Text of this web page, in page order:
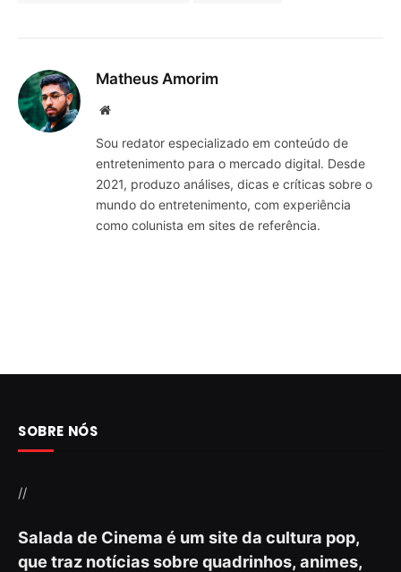
Matheus Amorim
Website
Sou redator especializado em conteúdo de
entretenimento para o mercado digital. Desde
2021, produzo análises, dicas e críticas sobre o
mundo do entretenimento, com experiência
como colunista em sites de referência.
SOBRE NÓS
//
Salada de Cinema é um site da cultura pop,
que traz notícias sobre quadrinhos, animes,